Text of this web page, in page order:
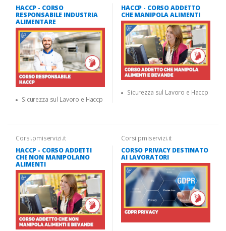
HACCP - CORSO
RESPONSABILE INDUSTRIA
ALIMENTARE
Sicurezza sul Lavoro e Haccp
HACCP - CORSO ADDETTO
CHE MANIPOLA ALIMENTI
Sicurezza sul Lavoro e Haccp
Corsi.pmiservizi.it
HACCP - CORSO ADDETTI
CHE NON MANIPOLANO
ALIMENTI
Corsi.pmiservizi.it
CORSO PRIVACY DESTINATO
AI LAVORATORI